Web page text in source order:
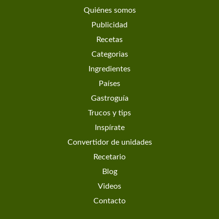
Quiénes somos
Publicidad
Recetas
Categorias
Ingredientes
Países
Gastroguía
Trucos y tips
Inspírate
Convertidor de unidades
Recetario
Blog
Videos
Contacto